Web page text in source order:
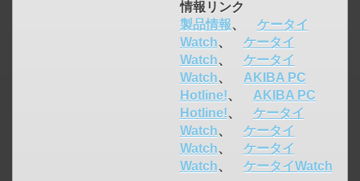
情報リンク
製品情報、
ケータイ
Watch、
ケータイ
Watch、
ケータイ
Watch、
AKIBA PC
Hotline!、
AKIBA PC
Hotline!、
ケータイ
Watch、
ケータイ
Watch、
ケータイ
Watch、 ケータイWatch
click to expand contents